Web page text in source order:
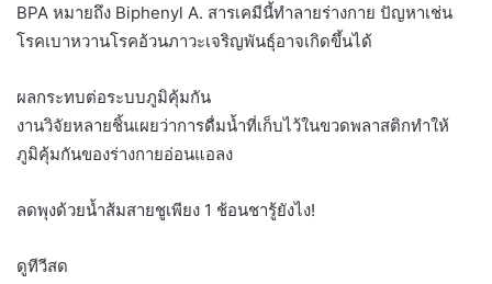
BPA หมายถึง Biphenyl A. สารเคมีนี้ทำลายร่างกาย ปัญหาเช่น
โรคเบาหวานโรคอ้วนภาวะเจริญพันธุ์อาจเกิดขึ้นได้
ผลกระทบต่อระบบภูมิคุ้มกัน
งานวิจัยหลายชิ้นเผยว่าการดื่มน้ำที่เก็บไว้ในขวดพลาสติกทำให้
ภูมิคุ้มกันของร่างกายอ่อนแอลง
ลดพุงด้วยน้ำส้มสายชูเพียง 1 ช้อนชารู้ยังไง!
ดูทีวีสด